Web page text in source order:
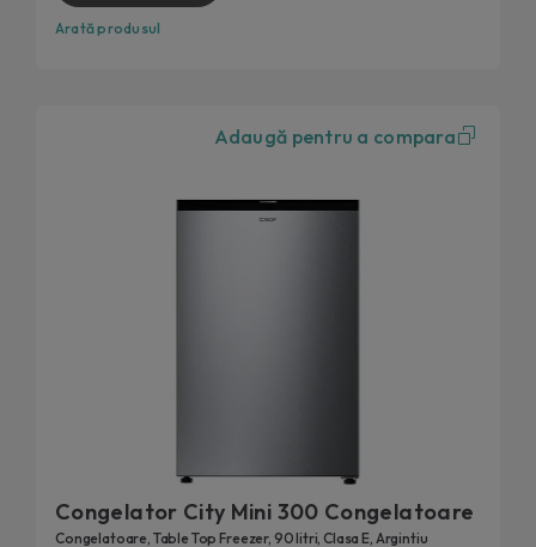
Arată produsul
Adaugă pentru a compara
Congelator City Mini 300 Congelatoare
Congelatoare, Table Top Freezer, 90 litri, Clasa E, Argintiu